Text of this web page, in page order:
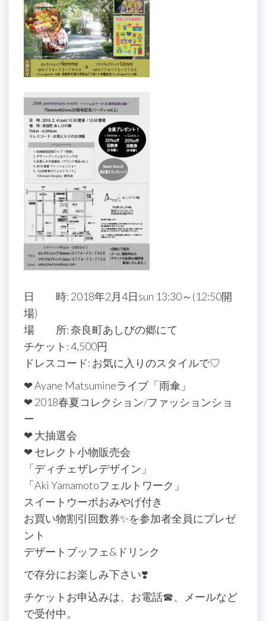
日 時: 2018年2月4日sun 13:30～(12:50開
場)
場 所: 奈良町あしびの郷にて
チケット: 4,500円
ドレスコード: お気に入りのスタイルで♡
❤ Ayane Matsumineライブ「雨傘」
❤ 2018春夏コレクション/ファッションショ
ー
❤ 大抽選会
❤ セレクト小物販売会
「ディチェザレデザイン」
「Aki Yamamotoフェルトワーク」
スイートウーボおみやげ付き
お買い物割引回数券✨を参加者全員にプレゼ
ント
デザートブッフェ&ドリンク
で存分にお楽しみ下さい❣️
チケットお申込みは、お電話☎、メールなど
で受付中。